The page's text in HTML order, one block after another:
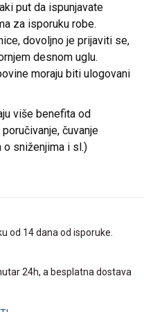
put da ispunjavate
za isporuku robe.
dovoljno je prijaviti se,
desnom uglu.
moraju biti ulogovani
više benefita od
čuvanje
o sniženjima i sl.)
od 14 dana od isporuke.
24h, a besplatna dostava